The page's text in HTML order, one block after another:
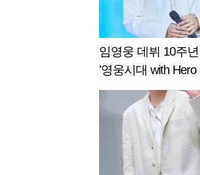
임영웅 데뷔 10주
'영웅시대 with Hero
서울' 1046만원 성
사..따뜻한 나눔